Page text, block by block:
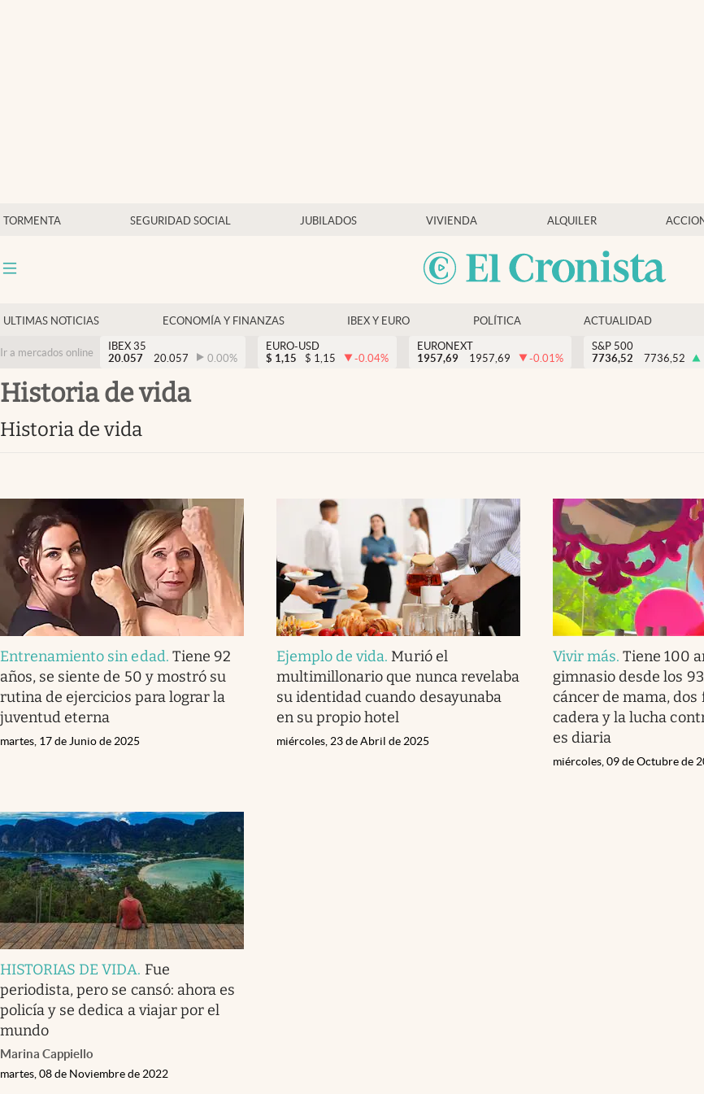
TORMENTA SEGURIDAD SOCIAL JUBILADOS VIVIENDA ALQUILER
ULTIMAS NOTICIAS ECONOMÍA Y FINANZAS IBEX Y EURO POLÍTICA ACTUALIDAD
Ir a mercados online
IBEX 35
20.057
20.057 0.00%
EURO-USD
$ 1,15 $ 1,15 -0.04%
EURONEXT
1957,69
1957,69 -0.01%
S&P 500
7736,52
7736,52
Historia de vida
Historia de vida
Entrenamiento sin edad. Tiene 92
años, se siente de 50 y mostró su
rutina de ejercicios para lograr la
juventud eterna
martes, 17 de Junio de 2025
Ejemplo de vida. Murió el
multimillonario que nunca revelaba
su identidad cuando desayunaba
en su propio hotel
miércoles, 23 de Abril de 2025
Vivir más.Tiene 100
gimnasio desde los
cáncer de mama, dos
cadera y la lucha
es diaria
miércoles, 09 de Octubre de
HISTORIAS DE VIDA. Fue
periodista, pero se cansó: ahora es
policía y se dedica a viajar por el
mundo
Marina Cappiello
martes, 08 de Noviembre de 2022